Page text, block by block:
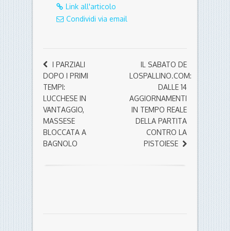
Link all'articolo
Condividi via email
I PARZIALI
DOPO I PRIMI
TEMPI:
LUCCHESE IN
VANTAGGIO,
MASSESE
BLOCCATA A
BAGNOLO
IL SABATO DE
LOSPALLINO.COM:
DALLE 14
AGGIORNAMENTI
IN TEMPO REALE
DELLA PARTITA
CONTRO LA
PISTOIESE